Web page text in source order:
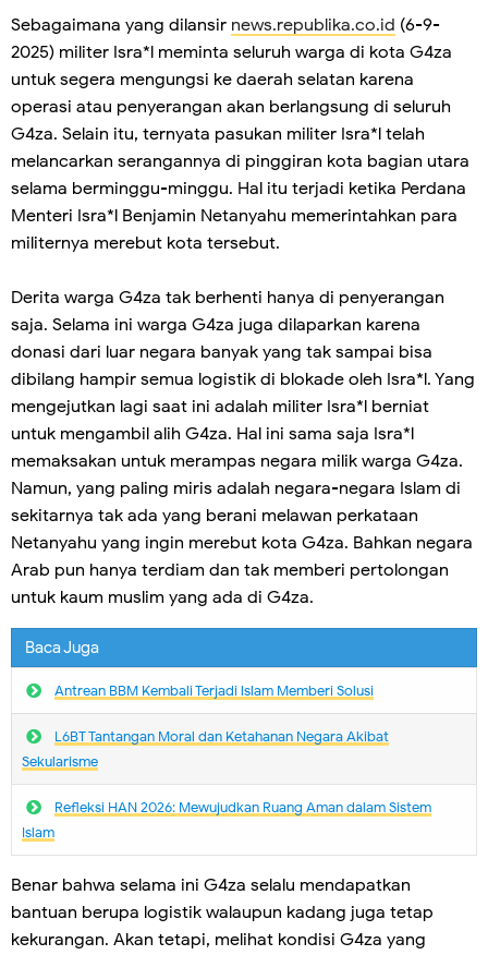
Sebagaimana yang dilansir news.republika.co.id (6-9-
2025) militer Isra*l meminta seluruh warga di kota G4za
untuk segera mengungsi ke daerah selatan karena
operasi atau penyerangan akan berlangsung di seluruh
G4za. Selain itu, ternyata pasukan militer Isra*l telah
melancarkan serangannya di pinggiran kota bagian utara
selama berminggu-minggu. Hal itu terjadi ketika Perdana
Menteri Isra*l Benjamin Netanyahu memerintahkan para
militernya merebut kota tersebut.
Derita warga G4za tak berhenti hanya di penyerangan
saja. Selama ini warga G4za juga dilaparkan karena
donasi dari luar negara banyak yang tak sampai bisa
dibilang hampir semua logistik di blokade oleh Isra*l. Yang
mengejutkan lagi saat ini adalah militer Isra*l berniat
untuk mengambil alih G4za. Hal ini sama saja Isra*l
memaksakan untuk merampas negara milik warga G4za.
Namun, yang paling miris adalah negara-negara Islam di
sekitarnya tak ada yang berani melawan perkataan
Netanyahu yang ingin merebut kota G4za. Bahkan negara
Arab pun hanya terdiam dan tak memberi pertolongan
untuk kaum muslim yang ada di G4za.
Baca Juga
Antrean BBM Kembali Terjadi lslam Memberi Solusi
L6BT Tantangan Moral dan Ketahanan Negara Akibat
Sekularisme
Refleksi HAN 2026: Mewujudkan Ruang Aman dalam Sistem
Islam
Benar bahwa selama ini G4za selalu mendapatkan
bantuan berupa logistik walaupun kadang juga tetap
kekurangan. Akan tetapi, melihat kondisi G4za yang